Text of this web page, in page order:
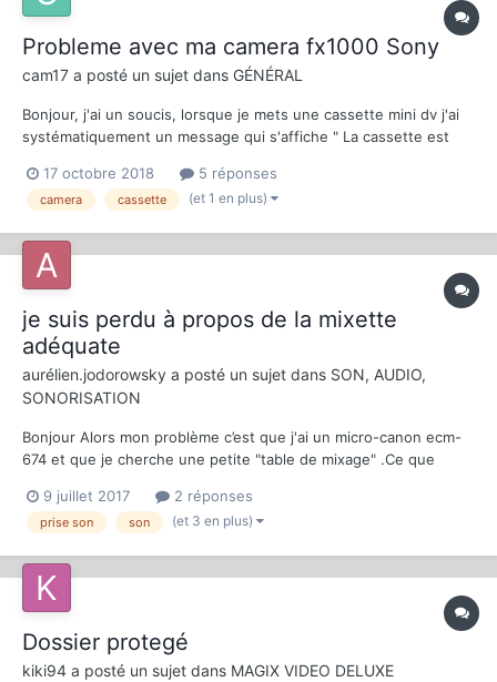
Probleme avec ma camera fx1000 Sony
cam17 a posté un sujet dans GÉNÉRAL
Bonjour, j'ai un soucis, lorsque je mets une cassette mini dv j'ai
systématiquement un message qui s'affiche " La cassette est
dérusher mais pas enregistrer operation déjà effectué :
changement de batterie, changeme...
17 octobre 2018 5 réponses
camera cassette (et 1 en plus)
je suis perdu à propos de la mixette
adéquate
aurélien.jodorowsky a posté un sujet dans SON, AUDIO,
SONORISATION
Bonjour Alors mon problème c’est que j'ai un micro-canon ecm-
674 et que je cherche une petite "table de mixage" .Ce que
équilibre, compact et en plus elle peut directement être reliée à
la caméra. Mais après je me suis dit que j...
9 juillet 2017 2 réponses
prise son son (et 3 en plus)
Dossier protegé
kiki94 a posté un sujet dans MAGIX VIDEO DELUXE